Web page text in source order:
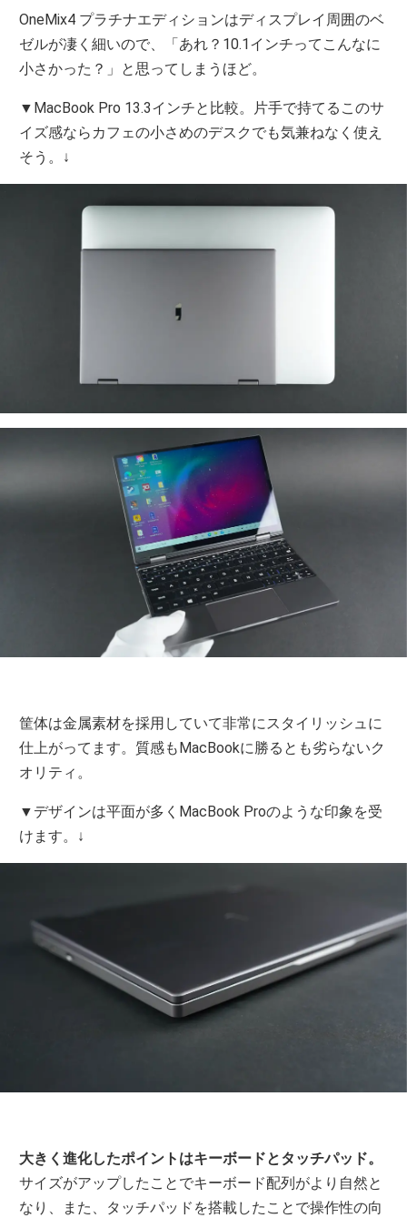
OneMix4 プラチナエディションはディスプレイ周囲のベ
ゼルが凄く細いので、「あれ？10.1インチってこんなに
小さかった？」と思ってしまうほど。
▼MacBook Pro 13.3インチと比較。片手で持てるこのサ
イズ感ならカフェの小さめのデスクでも気兼ねなく使え
そう。↓
筐体は金属素材を採用していて非常にスタイリッシュに
仕上がってます。質感もMacBookに勝るとも劣らないク
オリティ。
▼デザインは平面が多くMacBook Proのような印象を受
けます。↓
大きく進化したポイントはキーボードとタッチパッド。
サイズがアップしたことでキーボード配列がより自然と
なり、また、タッチパッドを搭載したことで操作性の向